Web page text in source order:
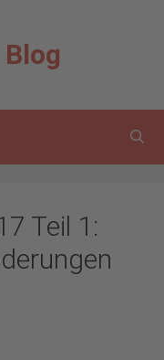
Blog
Teil 1: